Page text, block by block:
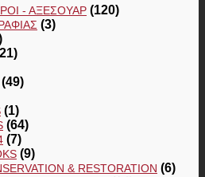
- ΑΞΕΣΟΥΆΡ (120)
(3)
(49)
(1)
(64)
(7)
(9)
& RESTORATION (6)